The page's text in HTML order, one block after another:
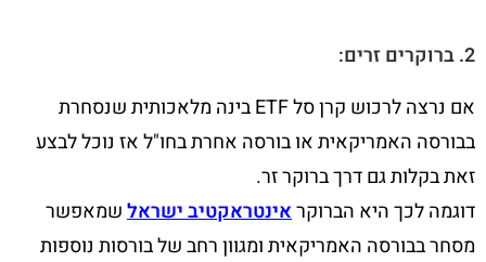
2. ברוקרים זרים:
אם נרצה לרכוש קרן סל ETF בינה מלאכותית שנסחרת
בבורסה האמריקאית או בורסה אחרת בחו"ל אז נוכל לבצע
זאת בקלות גם דרך ברוקר זר.
דוגמה לכך היא הברוקראינטראקטיב ישראלשמאפשר
מסחר בבורסה האמריקאית ומגוון רחב של בורסות נוספות